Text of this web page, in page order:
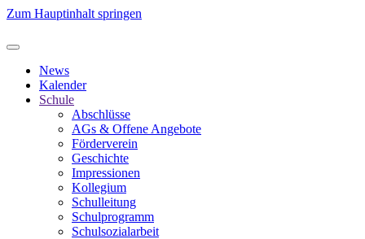
Zum Hauptinhalt springen
News
Kalender
Schule
Abschlüsse
AGs & Offene Angebote
Förderverein
Geschichte
Impressionen
Kollegium
Schulleitung
Schulprogramm
Schulsozialarbeit